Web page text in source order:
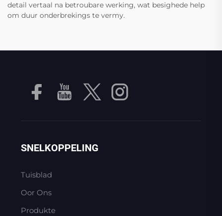
detail vertaal na betroubare werking, wat besighede help
om duur onderbrekings te vermy.
SNELKOPPELING
Tuisblad
Oor Ons
Produkte